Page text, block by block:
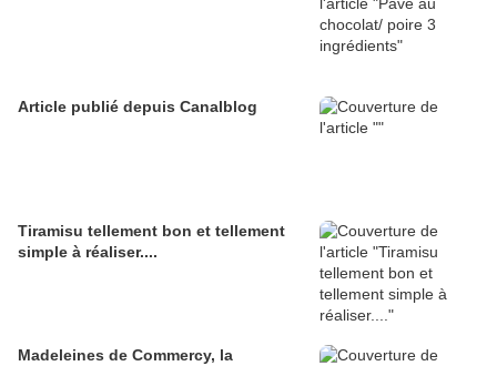
Article publié depuis Canalblog
Tiramisu tellement bon et tellement
simple à réaliser....
Madeleines de Commercy, la